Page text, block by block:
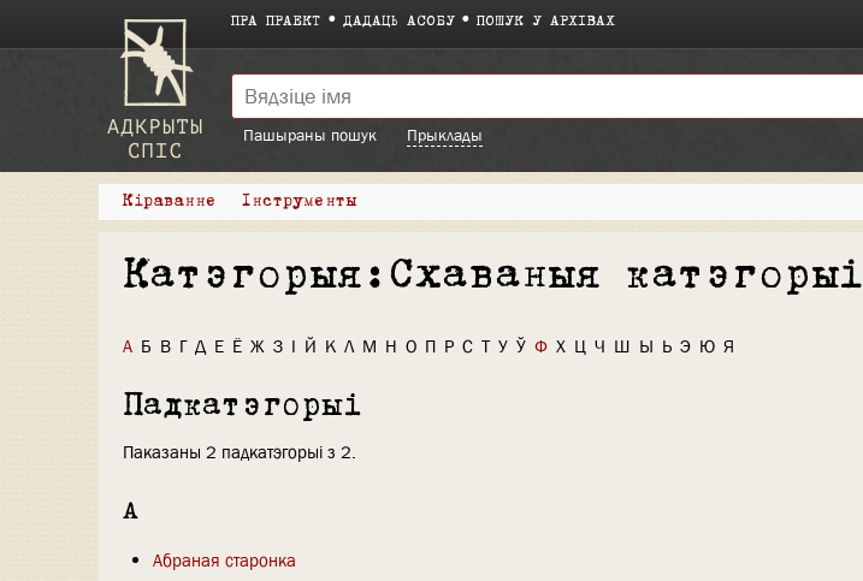
ПРА ПРАЕКТ ДАДАЦЬ АСОБУ ПОШУК У АРХІВАХ
Пашыраны пошук
Прыклады
Кіраванне Інструменты
Катэгорыя:Схаваныя катэгорыі
А Б В Г Д Е Ё Ж З І Й К Л М Н О П Р С Т У Ў Ф Х Ц Ч Ш Ы Ь Э Ю Я
Падкатэгорыі
Паказаны 2 падкатэгорыі з 2.
А
Абраная старонка